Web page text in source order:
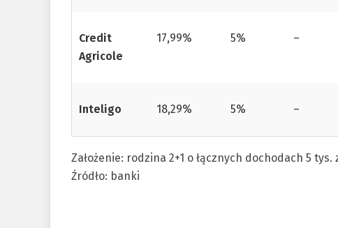
Credit
Agricole
17,99% 5% –
Inteligo 18,29% 5% –
Założenie: rodzina 2+1 o łącznych dochodach 5
Źródło: banki